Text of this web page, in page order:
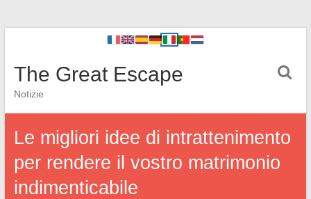
The Great Escape
Notizie
Le migliori idee di intrattenimento
per rendere il vostro matrimonio
indimenticabile